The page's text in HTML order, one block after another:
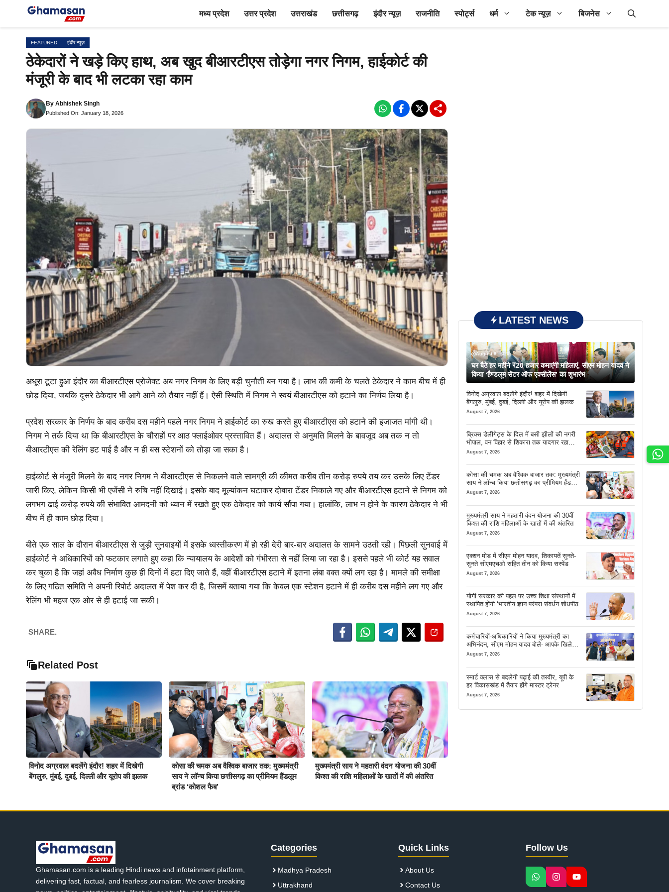
मध्य प्रदेश उत्तर प्रदेश उत्तराखंड छत्तीसगढ़ इंदौर न्यूज़ राजनीति स्पोर्ट्स धर्म टेक न्यूज़ बिजनेस
FEATURED इंदौर न्यूज़
ठेकेदारों ने खड़े किए हाथ, अब खुद बीआरटीएस तोड़ेगा नगर निगम, हाईकोर्ट की
मंजूरी के बाद भी लटका रहा काम
By Abhishek Singh
Published On: January 18, 2026
अधूरा टूटा हुआ इंदौर का बीआरटीएस प्रोजेक्ट अब नगर निगम के लिए बड़ी चुनौती बन गया है। लाभ की कमी के चलते ठेकेदार ने काम बीच में ही
छोड़ दिया, जबकि दूसरे ठेकेदार भी आगे आने को तैयार नहीं हैं। ऐसी स्थिति में निगम ने स्वयं बीआरटीएस को हटाने का निर्णय लिया है।
प्रदेश सरकार के निर्णय के बाद करीब दस महीने पहले नगर निगम ने हाईकोर्ट का रुख करते हुए बीआरटीएस को हटाने की इजाजत मांगी थी।
निगम ने तर्क दिया था कि बीआरटीएस के चौराहों पर आठ फ्लाईओवर प्रस्तावित हैं। अदालत से अनुमति मिलने के बावजूद अब तक न तो
बीआरटीएस की रेलिंग हट पाई है और न ही बस स्टेशनों को तोड़ा जा सका है।
हाईकोर्ट से मंजूरी मिलने के बाद नगर निगम ने बीआरटीएस से निकलने वाले सामग्री की कीमत करीब तीन करोड़ रुपये तय कर उसके लिए टेंडर
जारी किए, लेकिन किसी भी एजेंसी ने रुचि नहीं दिखाई। इसके बाद मूल्यांकन घटाकर दोबारा टेंडर निकाले गए और बीआरटीएस हटाने से निगम को
लगभग ढाई करोड़ रुपये की संभावित आमदनी को ध्यान में रखते हुए एक ठेकेदार को कार्य सौंपा गया। हालांकि, लाभ न होने के कारण ठेकेदार ने भी
बीच में ही काम छोड़ दिया।
बीते एक साल के दौरान बीआरटीएस से जुड़ी सुनवाइयों में इसके ध्वस्तीकरण में हो रही देरी बार-बार अदालत के सामने उठती रही। पिछली सुनवाई में
हाईकोर्ट ने अधिकारियों को फटकार लगाते हुए कहा कि न्यायालय के आदेशों को गंभीरता से नहीं लिया जा रहा है। इससे पहले भी कोर्ट यह सवाल
कर चुका है कि जहां अवैध निर्माण कुछ ही दिनों में हटा दिए जाते हैं, वहीं बीआरटीएस हटाने में इतना लंबा वक्त क्यों लग रहा है। मामले की समीक्षा
के लिए गठित समिति ने अपनी रिपोर्ट अदालत में पेश कर दी है, जिसमें बताया गया कि केवल एक स्टेशन हटाने में ही करीब दस महीने लग गए और
रेलिंग भी महज एक ओर से ही हटाई जा सकी।
SHARE.
Related Post
विनोद अग्रवाल बदलेंगे इंदौर! शहर में दिखेगी
बेंगलुरु, मुंबई, दुबई, दिल्ली और यूरोप की झलक
कोसा की चमक अब वैश्विक बाजार तक: मुख्यमंत्री
साय ने लॉन्च किया छत्तीसगढ़ का प्रीमियम हैंडलूम
ब्रांड ‘कोशल फैब’
मुख्यमंत्री साय ने महतारी वंदन योजना की 30वीं
किश्त की राशि महिलाओं के खातों में की अंतरित
LATEST NEWS
August 8, 2026
घर बैठे हर महीने ₹20 हजार कमाएंगी महिलाएं, सीएम मोहन यादव ने
किया ‘हैण्डलूम सेंटर ऑफ एक्सीलेंस’ का शुभारंभ
विनोद अग्रवाल बदलेंगे इंदौर! शहर में दिखेगी
बेंगलुरु, मुंबई, दुबई, दिल्ली और यूरोप की झलक
August 7, 2026
ब्रिक्स डेलीगेट्स के दिल में बसी झीलों की नगरी
भोपाल, वन विहार से शिकारा तक यादगार रहा
सफर
August 7, 2026
कोसा की चमक अब वैश्विक बाजार तक: मुख्यमंत्री
साय ने लॉन्च किया छत्तीसगढ़ का प्रीमियम हैंडलूम
ब्रांड ‘कोशल फैब’
August 7, 2026
मुख्यमंत्री साय ने महतारी वंदन योजना की 30वीं
किश्त की राशि महिलाओं के खातों में की अंतरित
August 7, 2026
एक्शन मोड में सीएम मोहन यादव, शिकायतें सुनते-
सुनते सीएमएचओ सहित तीन को किया सस्पेंड
August 7, 2026
योगी सरकार की पहल पर उच्च शिक्षा संस्थानों में
स्थापित होंगी ‘भारतीय ज्ञान परंपरा संवर्धन शोधपीठ
August 7, 2026
कर्मचारियों-अधिकारियों ने किया मुख्यमंत्री का
अभिनंदन, सीएम मोहन यादव बोले- आपके खिले
चेहरे देखकर आनंद आता है
August 7, 2026
स्मार्ट क्लास से बदलेगी पढ़ाई की तस्वीर, यूपी के
हर विकासखंड में तैयार होंगे मास्टर ट्रेनर
August 7, 2026
Ghamasan.com is a leading Hindi news and infotainment platform,
delivering fast, factual, and fearless journalism. We cover breaking
Categories
Madhya Pradesh
Uttrakhand
Quick Links
About Us
Contact Us
Follow Us